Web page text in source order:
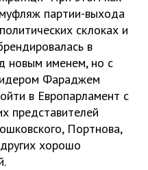
партии-выхода
склоках и
в
новым именем, но с
Фараджем
в Европарламент с
представителей
Портнова,
хорошо